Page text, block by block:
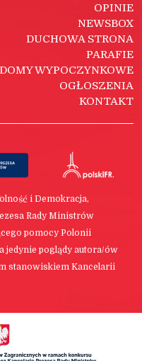
OPINIE
NEWSBOX
DUCHOWA STRONA
PARAFIE
DOMY WYPOCZYNKOWE
OGŁOSZENIA
KONTAKT
i Demokracja,
Rady Ministrów
pomocy Polonii
jedynie poglądy autora/ów
stanowiskiem Kancelarii